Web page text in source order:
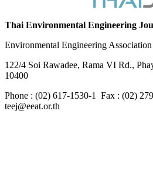
Thai Environmental Engineering
Environmental Engineering
122/4 Soi Rawadee, Rama VI Rd.,
10400
Phone : (02) 617-1530-1 Fax : (02)
teej@eeat.or.th